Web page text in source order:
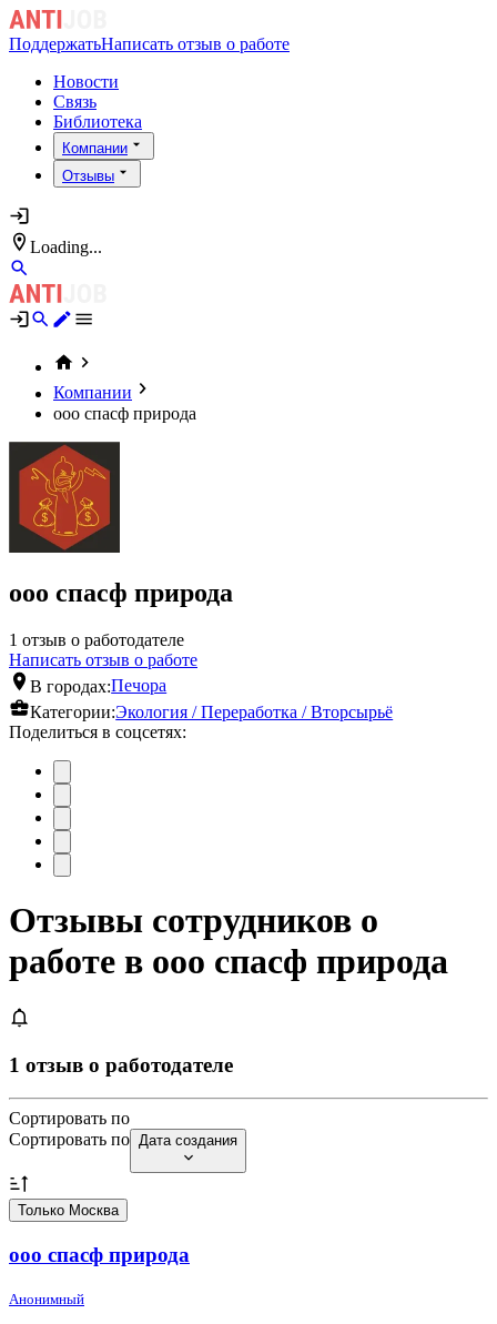
ПоддержатьНаписать отзыв о работе
Новости
Связь
Библиотека
Компании
Отзывы
Loading...
Компании
ооо спасф природа
ооо спасф природа
1 отзыв о работодателе
Написать отзыв о работе
В городах:Печора
Категории:Экология / Переработка / Вторсырьё
Поделиться в соцсетях:
Отзывы сотрудников о
работе в ооо спасф природа
1 отзыв о работодателе
Сортировать по
Сортировать по Дата создания
Только Москва
ооо спасф природа
Анонимный